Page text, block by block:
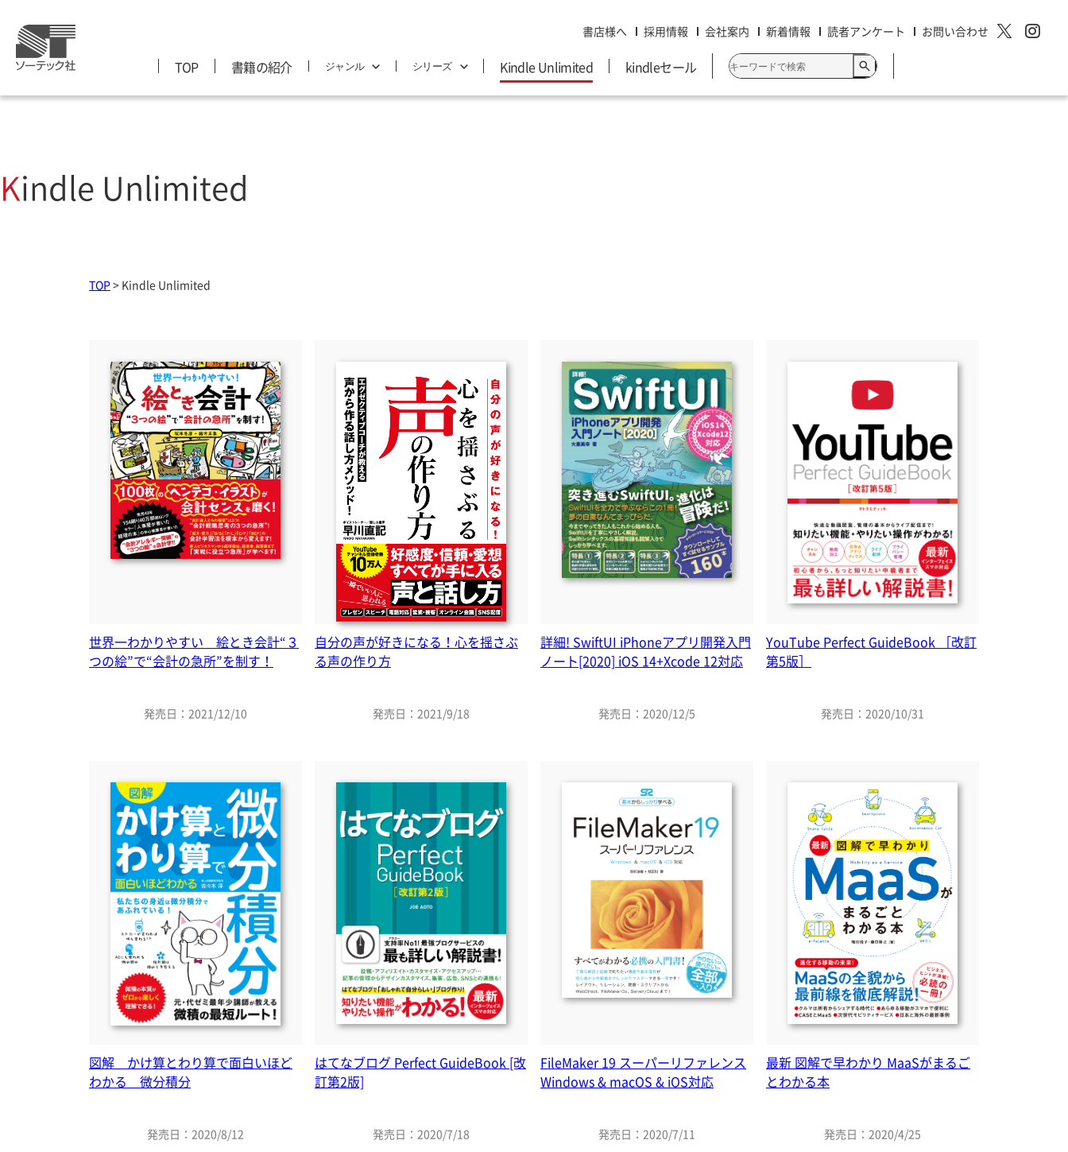
書店様へ 採用情報 会社案内 新着情報 読者アンケート お問い合わせ
TOP 書籍の紹介 ジャンル シリーズ Kindle Unlimited kindleセール
検
索:
Kindle Unlimited
TOP > Kindle Unlimited
世界一わかりやすい 絵とき会計“３
つの絵”で“会計の急所”を制す！
発売日：2021/12/10
自分の声が好きになる！心を揺さぶ
る声の作り方
発売日：2021/9/18
詳細! SwiftUI iPhoneアプリ開発入門
ノート[2020] iOS 14+Xcode 12対応
発売日：2020/12/5
YouTube Perfect GuideBook ［改訂
第5版］
発売日：2020/10/31
図解 かけ算とわり算で面白いほど
わかる 微分積分
発売日：2020/8/12
はてなブログ Perfect GuideBook [改
訂第2版]
発売日：2020/7/18
FileMaker 19 スーパーリファレンス
Windows & macOS & iOS対応
発売日：2020/7/11
最新 図解で早わかり MaaSがまるご
とわかる本
発売日：2020/4/25